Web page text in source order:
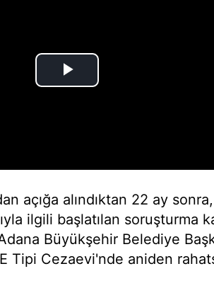
açığa alındıktan 22 ay
ilgili başlatılan soruşturma
Büyükşehir Belediye
E Tipi Cezaevi'nde aniden